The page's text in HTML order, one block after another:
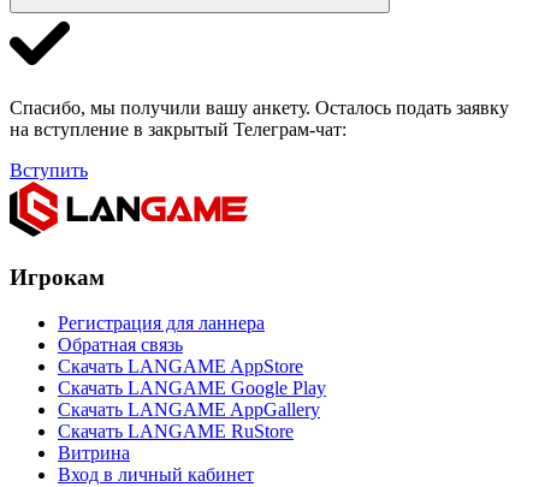
Спасибо, мы получили вашу анкету. Осталось подать заявку
на вступление в закрытый Телеграм-чат:
Вступить
Игрокам
Регистрация для ланнера
Обратная связь
Скачать LANGAME AppStore
Скачать LANGAME Google Play
Скачать LANGAME AppGallery
Скачать LANGAME RuStore
Витрина
Вход в личный кабинет